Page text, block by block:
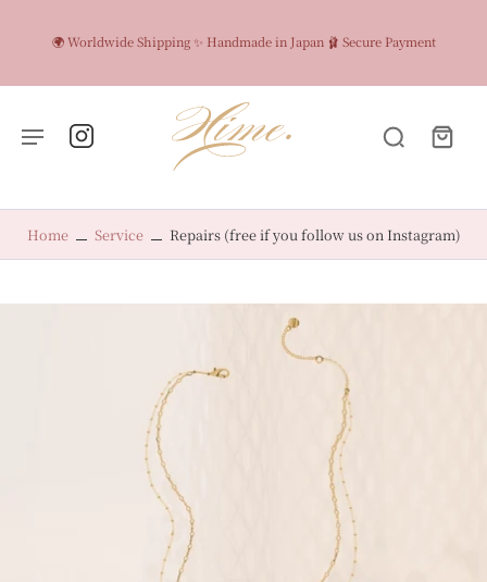
🌍 Worldwide Shipping ✨ Handmade in Japan 🩰 Secure Payment
Home Service Repairs (free if you follow us on Instagram)